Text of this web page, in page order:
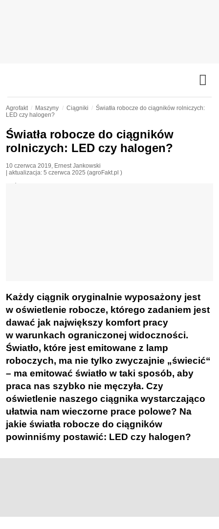
Agrofakt Maszyny Ciągniki
Światła robocze do ciągników rolniczych:
LED czy halogen?
Światła robocze do ciągników
rolniczych: LED czy halogen?
10 czerwca 2019, Ernest Jankowski
| aktualizacja: 5 czerwca 2025 (agroFakt.pl )
Każdy ciągnik oryginalnie wyposażony jest
w oświetlenie robocze, którego zadaniem jest
dawać jak największy komfort pracy
w warunkach ograniczonej widoczności.
Światło, które jest emitowane z lamp
roboczych, ma nie tylko zwyczajnie „świecić“
– ma emitować światło w taki sposób, aby
praca nas szybko nie męczyła. Czy
oświetlenie naszego ciągnika wystarczająco
ułatwia nam wieczorne prace polowe? Na
jakie światła robocze do ciągników
powinniśmy postawić: LED czy halogen?